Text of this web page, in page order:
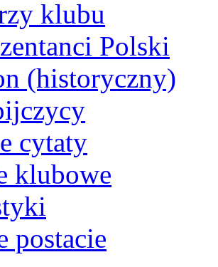
klubu
Polski
(historyczny)
cytaty
klubowe
postacie